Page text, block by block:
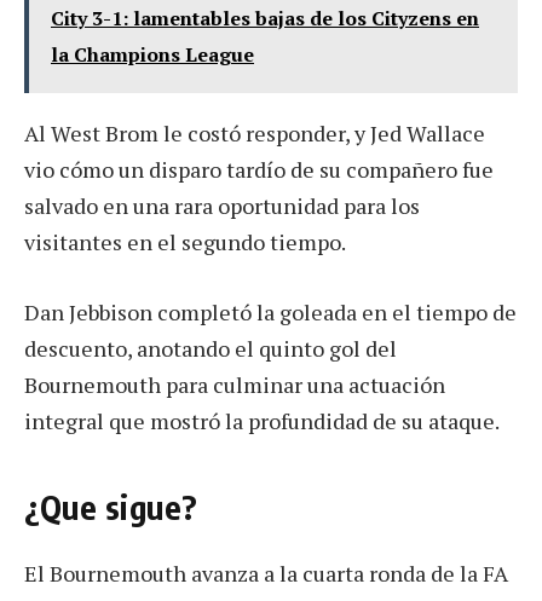
City 3-1: lamentables bajas de los Cityzens en
la Champions League
Al West Brom le costó responder, y Jed Wallace
vio cómo un disparo tardío de su compañero fue
salvado en una rara oportunidad para los
visitantes en el segundo tiempo.
Dan Jebbison completó la goleada en el tiempo de
descuento, anotando el quinto gol del
Bournemouth para culminar una actuación
integral que mostró la profundidad de su ataque.
¿Que sigue?
El Bournemouth avanza a la cuarta ronda de la FA